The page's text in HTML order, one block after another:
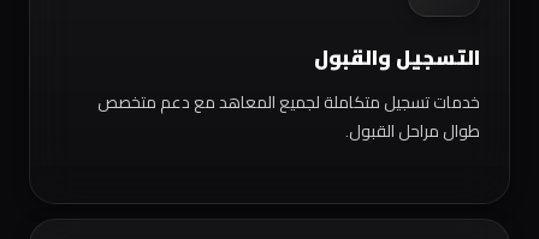
التسجيل والقبول
خدمات تسجيل متكاملة لجميع المعاهد مع دعم متخصص
طوال مراحل القبول.